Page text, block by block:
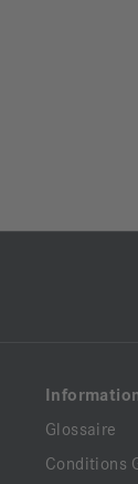
Glossaire
Conditions